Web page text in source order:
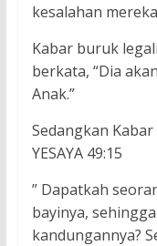
kesalahan
Kabar buruk
berkata, “Dia
Anak.”
Sedangkan
YESAYA 49:15
” Dapatkah
bayinya,
kandungannya?